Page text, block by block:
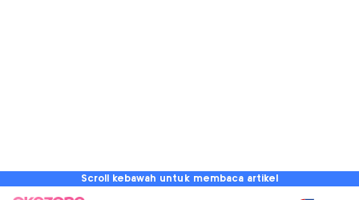
Scroll kebawah untuk membaca artikel